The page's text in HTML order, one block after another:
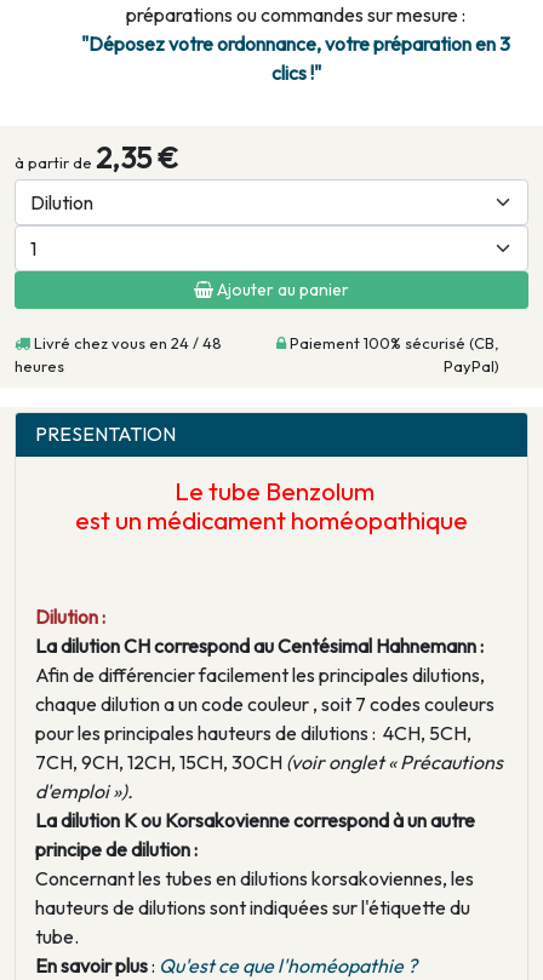
préparations ou commandes sur mesure :
"Déposez votre ordonnance, votre préparation en 3
clics !"
à partir de 2,35 €
Ajouter au panier
Livré chez vous en 24 / 48
heures
Paiement 100% sécurisé (CB,
PayPal)
PRESENTATION
Le tube Benzolum
est un médicament homéopathique
Dilution :
La dilution CH correspond au Centésimal Hahnemann :
Afin de différencier facilement les principales dilutions,
chaque dilution a un code couleur , soit 7 codes couleurs
pour les principales hauteurs de dilutions : 4CH, 5CH,
7CH, 9CH, 12CH, 15CH, 30CH (voir onglet « Précautions
d'emploi »).
La dilution K ou Korsakovienne correspond à un autre
principe de dilution :
Concernant les tubes en dilutions korsakoviennes, les
hauteurs de dilutions sont indiquées sur l'étiquette du
tube.
En savoir plus: Qu'est ce que l'homéopathie ?